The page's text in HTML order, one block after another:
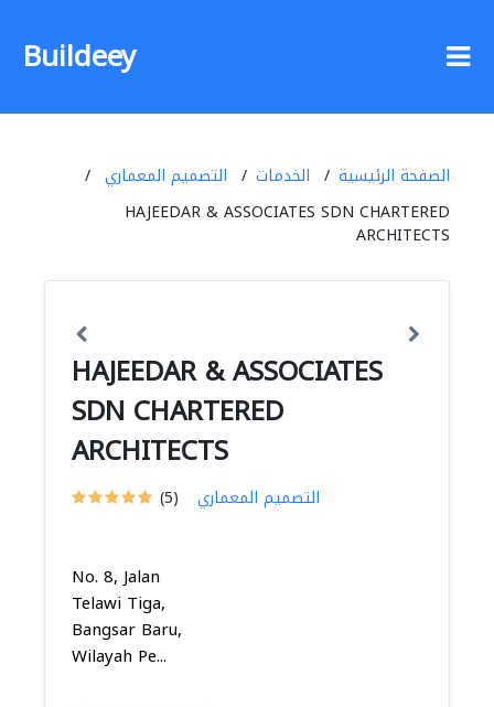
Buildeey
الصفحة الرئيسية الخدمات
التصميم المعماري
HAJEEDAR & ASSOCIATES SDN CHARTERED
ARCHITECTS
HAJEEDAR & ASSOCIATES
SDN CHARTERED
ARCHITECTS
(5) التصميم المعماري
No. 8, Jalan
Telawi Tiga,
Bangsar Baru,
Wilayah Pe...